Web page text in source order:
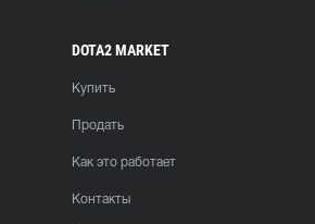
DOTA2 MARKET
Купить
Продать
Как это работает
Контакты